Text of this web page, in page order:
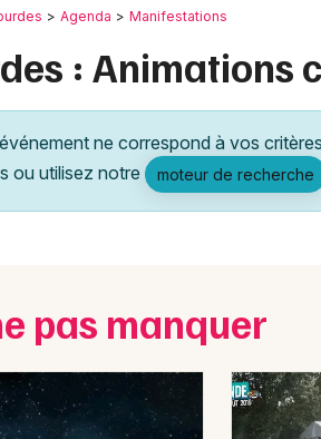
Agenda Manifestations
: Animations
ne correspond à vos
ou utilisez notre
moteur de recherche
pas manquer